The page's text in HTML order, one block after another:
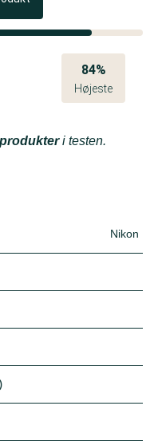
84%
Højeste
i testen.
Nikon